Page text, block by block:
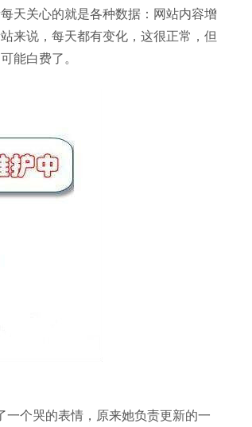
天关心的就是各种数据：网站内容增
来说，每天都有变化，这很正常，但
可能白费了。
个哭的表情，原来她负责更新的一